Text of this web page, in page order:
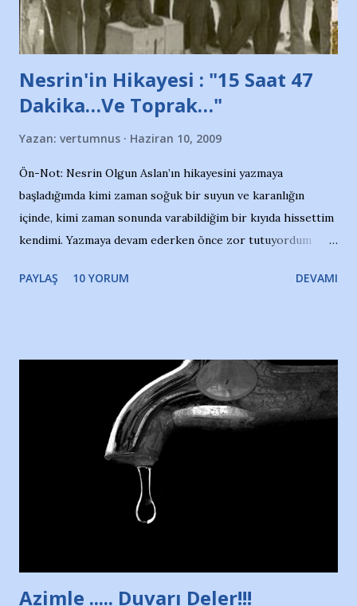
yazının hemen ardından bu habe...
Nesrin'in Hikayesi : "15 Saat 47
Dakika…Ve Toprak…"
Yazan: vertumnus Haziran 10, 2009
Ön-Not: Nesrin Olgun Aslan’ın hikayesini yazmaya
başladığımda kimi zaman soğuk bir suyun ve karanlığın
içinde, kimi zaman sonunda varabildiğim bir kıyıda hissettim
kendimi. Yazmaya devam ederken önce zor tutuyordum
Yazımı, ağlayarak bitirebildim ancak…Kendisinin web
Nesrin’in Hikayesi’ne başlıyorum… 1964 Adana Yüzme
havuzunun kenarında 7 yaşında kara kuru bir kız çocuğu
duruyor. Havuzun içinde Adana Demirspor Kulübü
yüzücüleri. Erkekler çoğunlukta. Küçük kız etrafına bakıyor.
Sadece 4 kız çocuğu var. Nesrin, Adana Demirspor’un 4
kızından biri oluyor o gün…Giriyor havuza. 1973 – 1975
Adana Nesrin, 16 yaşında. Yüzüyor. 7 yaşında girdiği
Türkiye 3.lüğü var. 17 yaşında mar...
PAYLAŞ 10 YORUM DEVAMI
Azimle ..... Duvarı Deler!!!